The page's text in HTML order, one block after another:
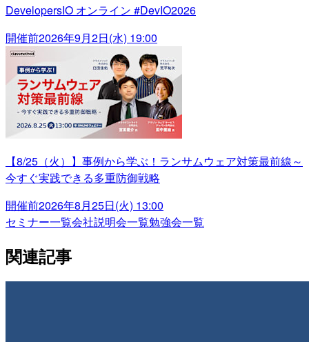
DevelopersIO オンライン #DevIO2026
開催前2026年9月2日(水) 19:00
【8/25（火）】事例から学ぶ！ランサムウェア対策最前線～
今すぐ実践できる多重防御戦略
開催前2026年8月25日(火) 13:00
セミナー一覧会社説明会一覧勉強会一覧
関連記事